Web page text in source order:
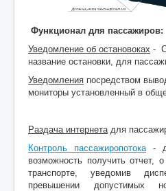
Функционал для пассажиров:
Уведомление об остановоках -
название остановки, для
Уведомления посредством
мониторы установленный в
Раздача интернета для
Контроль пассажиропотока -
возможность получить отчет,
транспорте, уведомив
превышении допустимых